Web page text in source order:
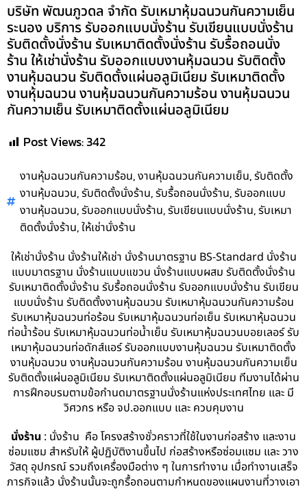
บริษัท พัฒนภูวดล จำกัด รับเหมาหุ้มฉนวนกันความเย็น
ระนอง บริการ รับออกแบบนั่งร้าน รับเขียนแบบนั่งร้าน
รับติดตั้งนั่งร้าน รับเหมาติดตั้งนั่งร้าน รับรื้อถอนนั่ง
ร้าน ให้เช่านั่งร้าน รับออกแบบงานหุ้มฉนวน รับติดตั้ง
งานหุ้มฉนวน รับติดตั้งแผ่นอลูมิเนียม รับเหมาติดตั้ง
งานหุ้มฉนวน งานหุ้มฉนวนกันความร้อน งานหุ้มฉนวน
กันความเย็น รับเหมาติดตั้งแผ่นอลูมิเนียม
Post Views:342
งานหุ้มฉนวนกันความร้อน,งานหุ้มฉนวนกันความเย็น,รับติดตั้ง
งานหุ้มฉนวน,รับติดตั้งนั่งร้าน,รับรื้อถอนนั่งร้าน,รับออกแบบ
งานหุ้มฉนวน,รับออกแบบนั่งร้าน,รับเขียนแบบนั่งร้าน,รับเหมา
ติดตั้งนั่งร้าน,ให้เช่านั่งร้าน
ให้เช่านั่งร้าน นั่งร้านให้เช่า นั่งร้านมาตรฐาน BS-Standard นั่งร้าน
แบบมาตรฐาน นั่งร้านแบบแขวน นั่งร้านแบบผสม รับติดตั้งนั่งร้าน
รับเหมาติดตั้งนั่งร้าน รับรื้อถอนนั่งร้าน รับออกแบบนั่งร้าน รับเขียน
แบบนั่งร้าน รับติดตั้งงานหุ้มฉนวน รับเหมาหุ้มฉนวนกันความร้อน
รับเหมาหุ้มฉนวนท่อร้อน รับเหมาหุ้มฉนวนท่อเย็น รับเหมาหุ้มฉนวน
ท่อน้ำร้อน รับเหมาหุ้มฉนวนท่อน้ำเย็น รับเหมาหุ้มฉนวนบอยเลอร์ รับ
เหมาหุ้มฉนวนท่อดักส์แอร์ รับออกแบบงานหุ้มฉนวน รับเหมาติดตั้ง
งานหุ้มฉนวน งานหุ้มฉนวนกันความร้อน งานหุ้มฉนวนกันความเย็น
รับติดตั้งแผ่นอลูมิเนียม รับเหมาติดตั้งแผ่นอลูมิเนียม ทีมงานได้ผ่าน
การฝึกอบรมตามข้อกำนดมาตรฐานนั่งร้านแห่งประเทศไทย และ มี
วิศวกร หรือ จป.ออกแบบ และ ควบคุมงาน
นั่งร้าน : นั่งร้าน คือ โครงสร้างชั่วคราวที่ใช้ในงานก่อสร้าง และงาน
ซ่อมแซม สำหรับให้ ผู้ปฏิบัติงานขึ้นไป ก่อสร้างหรือซ่อมแซม และ วาง
วัสดุ อุปกรณ์ รวมถึงเครื่องมือต่าง ๆ ในการทำงาน เมื่อทำงานเสร็จ
ภารกิจแล้ว นั่งร้านนั้นจะถูกรื้อถอนตามกำหนดของแผนงานที่วางเอา